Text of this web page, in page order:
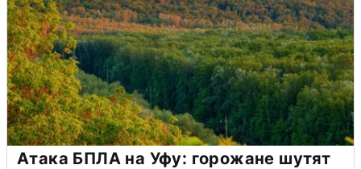
Атака БПЛА на Уфу: горожане шутят